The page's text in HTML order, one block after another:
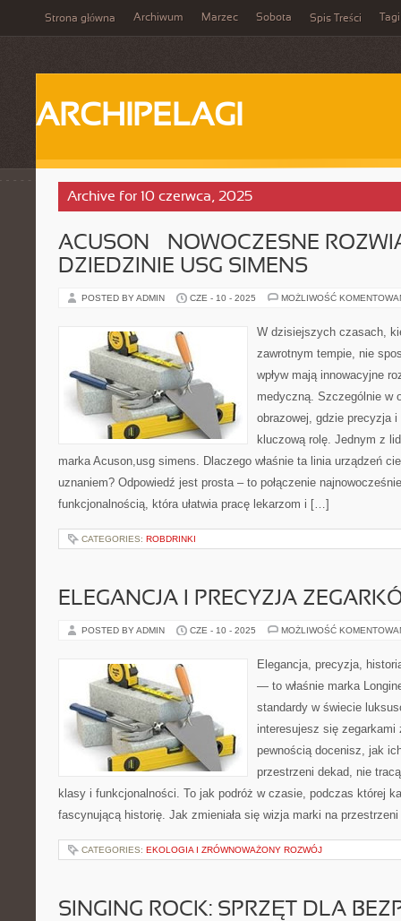
Strona główna Archiwum Marzec Sobota Spis Treści Tagi
ARCHIPELAGI
Archive for 10 czerwca, 2025
ACUSON – NOWOCZESNE
DZIEDZINIE USG SIMENS
POSTED BY ADMIN CZE - 10 - 2025 MOŻLIWOŚĆ
W dzisiejszych czasach,
zawrotnym tempie, nie
wpływ mają innowacyjne
medyczną. Szczególnie w
obrazowej, gdzie precyzja
kluczową rolę. Jednym z
marka Acuson,usg simens. Dlaczego właśnie ta linia urządzeń
uznaniem? Odpowiedź jest prosta – to połączenie
funkcjonalnością, która ułatwia pracę lekarzom i […]
CATEGORIES: ROBDRINKI
ELEGANCJA I PRECYZJA
POSTED BY ADMIN CZE - 10 - 2025 MOŻLIWOŚĆ
Elegancja, precyzja,
— to właśnie marka
standardy w świecie
interesujesz się
pewnością docenisz, jak
przestrzeni dekad, nie
klasy i funkcjonalności. To jak podróż w czasie, podczas której
fascynującą historię. Jak zmieniała się wizja marki na
CATEGORIES: EKOLOGIA I ZRÓWNOWAŻONY ROZWÓJ
SINGING ROCK: SPRZĘT DLA